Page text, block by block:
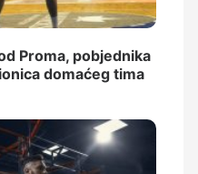
Proma, pobjednika
domaćeg tima